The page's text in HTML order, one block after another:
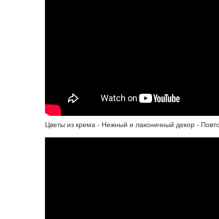
Цветы из крема - Нежный и лаконичный декор -